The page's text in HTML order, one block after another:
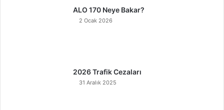
ALO 170 Neye Bakar?
2 Ocak 2026
2026 Trafik Cezaları
31 Aralık 2025